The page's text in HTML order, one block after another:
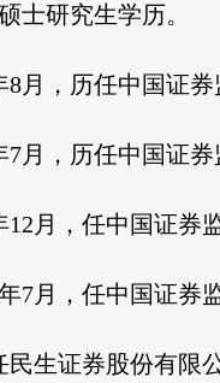
士研究生学历。
8月，历任中国证
7月，历任中国证
12月，任中国证券
7月，任中国证
民生证券股份有限